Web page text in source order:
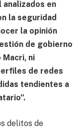
en
la seguridad
la opinión
de gobierno
ni
de redes
tendientes a
delitos de